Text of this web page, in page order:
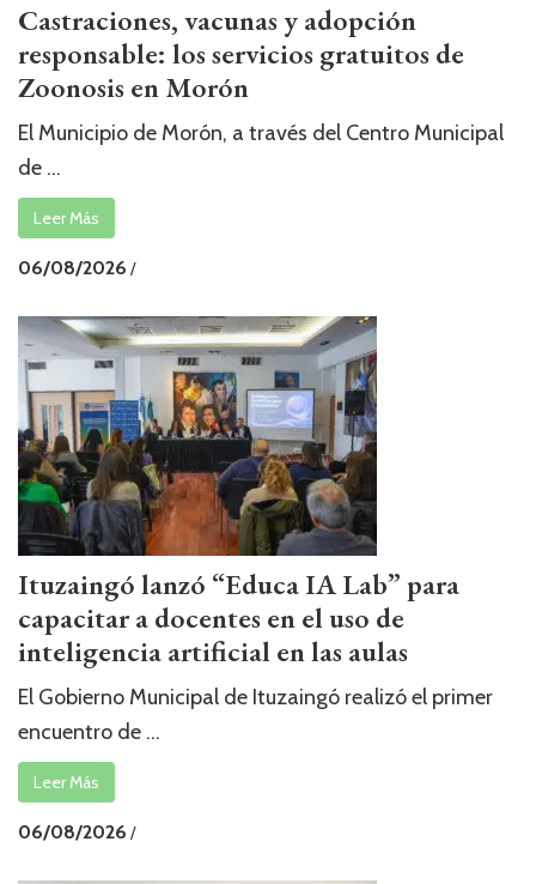
Castraciones, vacunas y adopción
responsable: los servicios gratuitos de
Zoonosis en Morón
El Municipio de Morón, a través del Centro Municipal
de ...
Leer Más
06/08/2026 /
Ituzaingó lanzó “Educa IA Lab” para
capacitar a docentes en el uso de
inteligencia artificial en las aulas
El Gobierno Municipal de Ituzaingó realizó el primer
encuentro de ...
Leer Más
06/08/2026 /